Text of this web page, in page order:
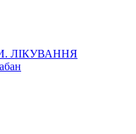
ЛІКУВАННЯ